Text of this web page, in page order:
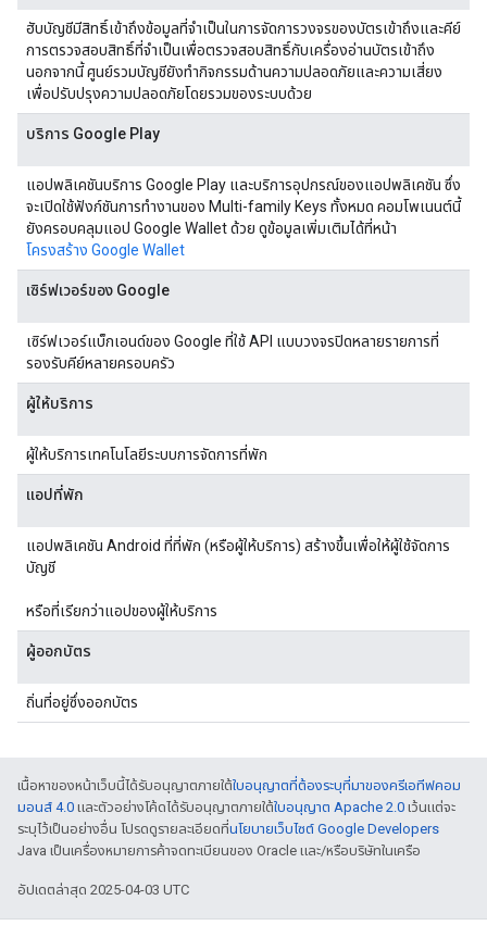
ฮับบัญชีมีสิทธิ์เข้าถึงข้อมูลที่จำเป็นในการจัดการวงจรของบัตรเข้าถึงและคีย์
การตรวจสอบสิทธิ์ที่จำเป็นเพื่อตรวจสอบสิทธิ์กับเครื่องอ่านบัตรเข้าถึง
นอกจากนี้ ศูนย์รวมบัญชียังทำกิจกรรมด้านความปลอดภัยและความเสี่ยง
เพื่อปรับปรุงความปลอดภัยโดยรวมของระบบด้วย
บริการ Google Play
แอปพลิเคชันบริการ Google Play และบริการอุปกรณ์ของแอปพลิเคชัน ซึ่ง
จะเปิดใช้ฟังก์ชันการทำงานของ Multi-family Keys ทั้งหมด คอมโพเนนต์นี้
ยังครอบคลุมแอป Google Wallet ด้วย ดูข้อมูลเพิ่มเติมได้ที่หน้า
โครงสร้าง Google Wallet
เซิร์ฟเวอร์ของ Google
เซิร์ฟเวอร์แบ็กเอนด์ของ Google ที่ใช้ API แบบวงจรปิดหลายรายการที่
รองรับคีย์หลายครอบครัว
ผู้ให้บริการ
ผู้ให้บริการเทคโนโลยีระบบการจัดการที่พัก
แอปที่พัก
แอปพลิเคชัน Android ที่ที่พัก (หรือผู้ให้บริการ) สร้างขึ้นเพื่อให้ผู้ใช้จัดการ
บัญชี
หรือที่เรียกว่าแอปของผู้ให้บริการ
ผู้ออกบัตร
ถิ่นที่อยู่ซึ่งออกบัตร
เนื้อหาของหน้าเว็บนี้ได้รับอนุญาตภายใต้ใบอนุญาตที่ต้องระบุที่มาของครีเอทีฟคอม
มอนส์ 4.0 และตัวอย่างโค้ดได้รับอนุญาตภายใต้ใบอนุญาต Apache 2.0 เว้นแต่จะ
ระบุไว้เป็นอย่างอื่น โปรดดูรายละเอียดที่นโยบายเว็บไซต์ Google Developers
Java เป็นเครื่องหมายการค้าจดทะเบียนของ Oracle และ/หรือบริษัทในเครือ
อัปเดตล่าสุด 2025-04-03 UTC